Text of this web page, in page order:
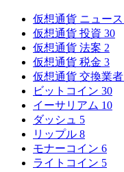
仮想通貨 ニュース
仮想通貨 投資 30
仮想通貨 法案 2
仮想通貨 税金 3
仮想通貨 交換業者
ビットコイン 30
イーサリアム 10
ダッシュ 5
リップル 8
モナーコイン 6
ライトコイン 5